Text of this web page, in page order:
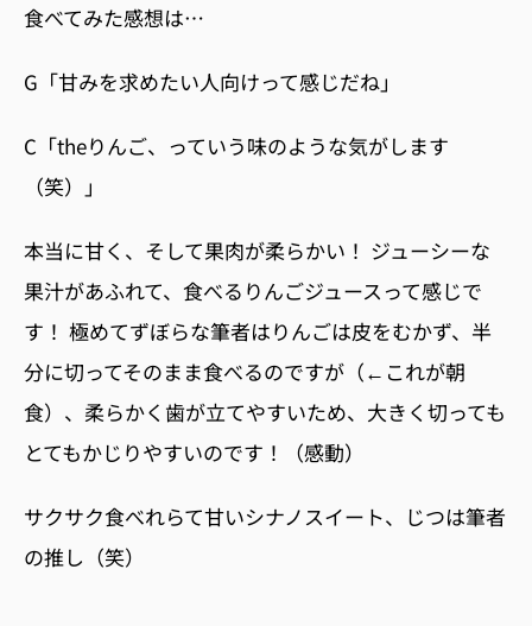
食べてみた感想は…
G 「甘みを求めたい人向けって感じだね」
C 「theりんご、っていう味のような気がします
（笑）」
本当に甘く、そして果肉が柔らかい！ ジューシーな
果汁があふれて、食べるりんごジュースって感じで
す！ 極めてずぼらな筆者はりんごは皮をむかず、半
分に切ってそのまま食べるのですが（←これが朝
食）、柔らかく歯が立てやすいため、大きく切っても
とてもかじりやすいのです！（感動）
サクサク食べれらて甘いシナノスイート、じつは筆者
の推し（笑）